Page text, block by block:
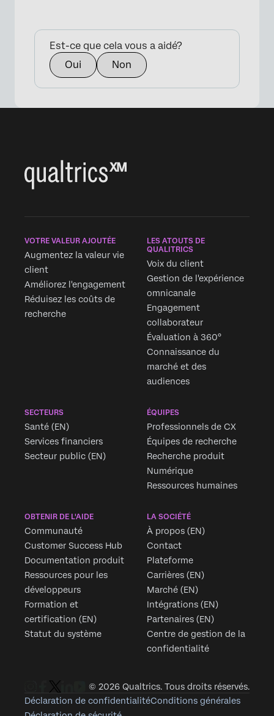
Est-ce que cela vous a aidé?
Oui
Non
VOTRE VALEUR AJOUTÉE
Augmentez la valeur vie
client
Améliorez l'engagement
Réduisez les coûts de
recherche
LES ATOUTS DE
QUALITRICS
Voix du client
Gestion de l'expérience
omnicanale
Engagement
collaborateur
Évaluation à 360°
Connaissance du
marché et des
audiences
SECTEURS
Santé (EN)
Services financiers
Secteur public (EN)
ÉQUIPES
Professionnels de CX
Équipes de recherche
Recherche produit
Numérique
Ressources humaines
OBTENIR DE L'AIDE
Communauté
Customer Success Hub
Documentation produit
Ressources pour les
développeurs
Formation et
certification (EN)
Statut du système
LA SOCIÉTÉ
À propos (EN)
Contact
Plateforme
Carrières (EN)
Marché (EN)
Intégrations (EN)
Partenaires (EN)
Centre de gestion de la
confidentialité
© 2026 Qualtrics. Tous droits réservés.
Déclaration de confidentialitéConditions générales